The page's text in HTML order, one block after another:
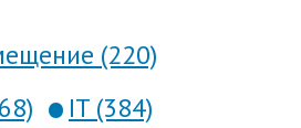
(220)
IT (384)